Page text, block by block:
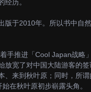
经历。
版于2010年。所以书中自
手推进「Cool Japan战略
放宽了对中国大陆游客的
、来到秋叶原；同时，所
在秋叶原初步崭露头角。